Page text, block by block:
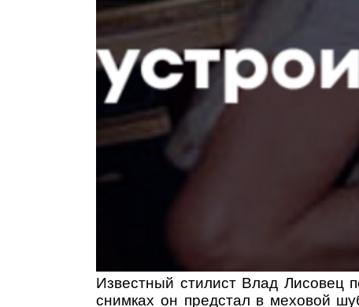
Известный стилист Влад Лисовец
снимках он предстал в меховой